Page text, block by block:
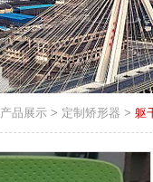
产品展示 > 定制矫形器 > 躯